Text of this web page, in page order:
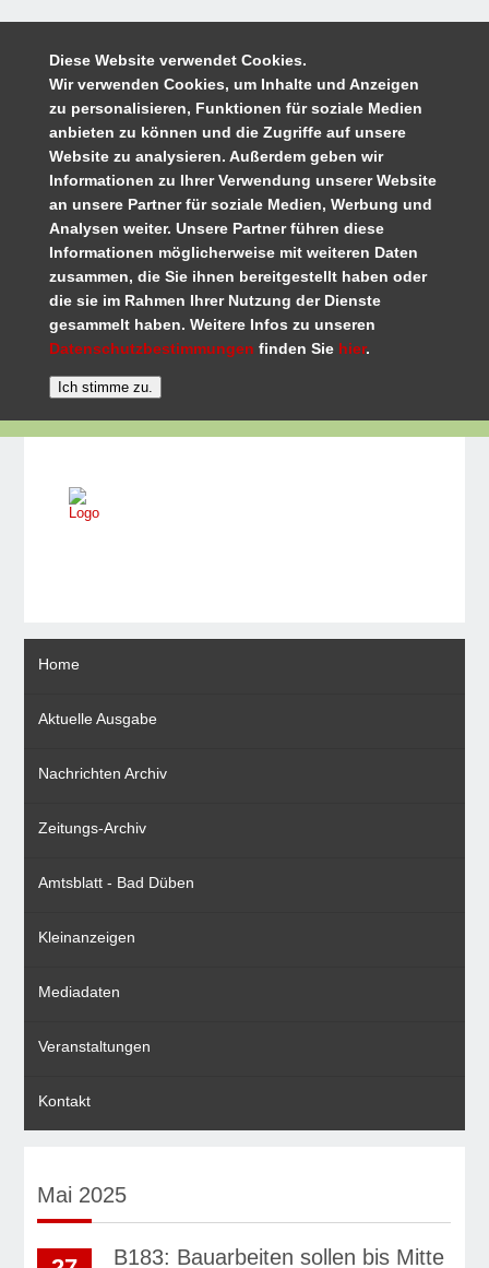
Diese Website verwendet Cookies.
Wir verwenden Cookies, um Inhalte und Anzeigen
zu personalisieren, Funktionen für soziale Medien
anbieten zu können und die Zugriffe auf unsere
Website zu analysieren. Außerdem geben wir
Informationen zu Ihrer Verwendung unserer Website
an unsere Partner für soziale Medien, Werbung und
Analysen weiter. Unsere Partner führen diese
Informationen möglicherweise mit weiteren Daten
zusammen, die Sie ihnen bereitgestellt haben oder
die sie im Rahmen Ihrer Nutzung der Dienste
gesammelt haben. Weitere Infos zu unseren
Datenschutzbestimmungen finden Sie hier.
Home
Aktuelle Ausgabe
Nachrichten Archiv
Zeitungs-Archiv
Amtsblatt - Bad Düben
Kleinanzeigen
Mediadaten
Veranstaltungen
Kontakt
Mai 2025
B183: Bauarbeiten sollen bis Mitte